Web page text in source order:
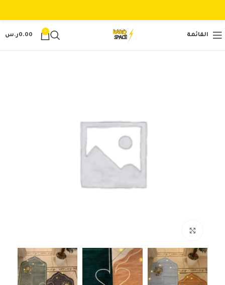
القائمة
0
0.00ر.س